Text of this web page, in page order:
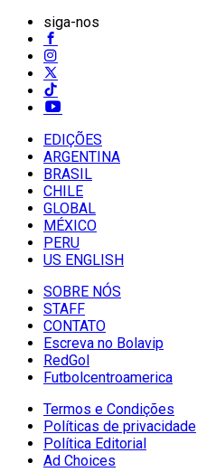
siga-nos
EDIÇÕES
ARGENTINA
BRASIL
CHILE
GLOBAL
MÉXICO
PERU
US ENGLISH
SOBRE NÓS
STAFF
CONTATO
Escreva no Bolavip
RedGol
Futbolcentroamerica
Termos e Condições
Políticas de privacidade
Política Editorial
Ad Choices